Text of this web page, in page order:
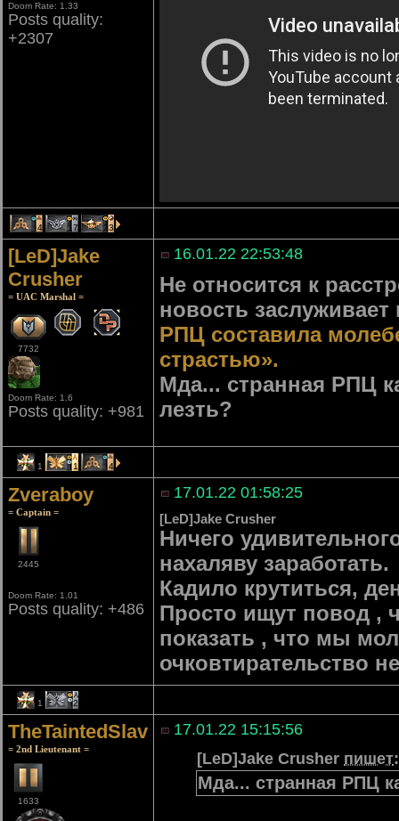
Doom Rate: 1.33
Posts quality:
+2307
4 17 23
[LeD]Jake
Crusher
= UAC Marshal =
7732
Doom Rate: 1.6
Posts quality: +981
16.01.22 22:53:48
Не относится к
новость заслуживает
РПЦ составила
страстью».
Мда... странная РПЦ
лезть?
1 1 4
Zveraboy
= Captain =
2445
Doom Rate: 1.01
Posts quality: +486
17.01.22 01:58:25
[LeD]Jake Crusher
Ничего
нахаляву заработать.
Кадило крутиться,
Просто ищут повод ,
показать , что мы
очковтирательство
1 2
TheTaintedSlav
= 2nd Lieutenant =
1633
17.01.22 15:15:56
[LeD]Jake Crusher пишет:
Мда... странная РПЦ